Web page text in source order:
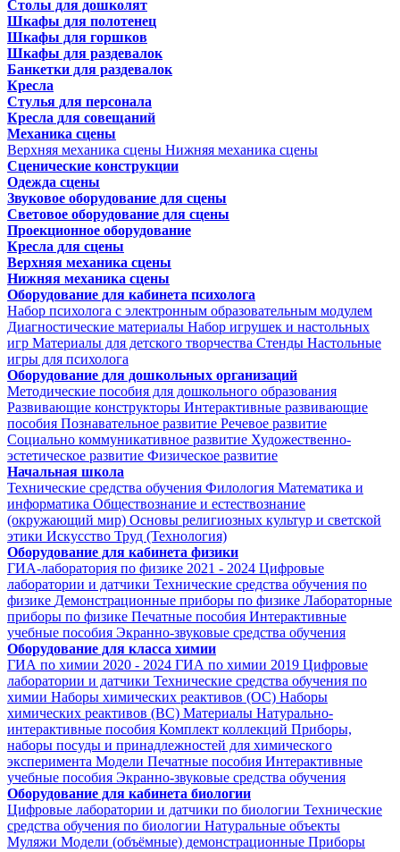
Столы для дошколят
Шкафы для полотенец
Шкафы для горшков
Шкафы для раздевалок
Банкетки для раздевалок
Кресла
Стулья для персонала
Кресла для совещаний
Механика сцены
Верхняя механика сцены Нижняя механика сцены
Сценические конструкции
Одежда сцены
Звуковое оборудование для сцены
Световое оборудование для сцены
Проекционное оборудование
Кресла для сцены
Верхняя механика сцены
Нижняя механика сцены
Оборудование для кабинета психолога
Набор психолога с электронным образовательным модулем
Диагностические материалы Набор игрушек и настольных
игр Материалы для детского творчества Стенды Настольные
игры для психолога
Оборудование для дошкольных организаций
Методические пособия для дошкольного образования
Развивающие конструкторы Интерактивные развивающие
пособия Познавательное развитие Речевое развитие
Социально коммуникативное развитие Художественно-
эстетическое развитие Физическое развитие
Начальная школа
Технические средства обучения Филология Математика и
информатика Обществознание и естествознание
(окружающий мир) Основы религиозных культур и светской
этики Искусство Труд (Технология)
Оборудование для кабинета физики
ГИА-лаборатория по физике 2021 - 2024 Цифровые
лаборатории и датчики Технические средства обучения по
физике Демонстрационные приборы по физике Лабораторные
приборы по физике Печатные пособия Интерактивные
учебные пособия Экранно-звуковые средства обучения
Оборудование для класса химии
ГИА по химии 2020 - 2024 ГИА по химии 2019 Цифровые
лаборатории и датчики Технические средства обучения по
химии Наборы химических реактивов (ОС) Наборы
химических реактивов (ВС) Материалы Натурально-
интерактивные пособия Комплект коллекций Приборы,
наборы посуды и принадлежностей для химического
эксперимента Модели Печатные пособия Интерактивные
учебные пособия Экранно-звуковые средства обучения
Оборудование для кабинета биологии
Цифровые лаборатории и датчики по биологии Технические
средства обучения по биологии Натуральные объекты
Муляжи Модели (объёмные) демонстрационные Приборы